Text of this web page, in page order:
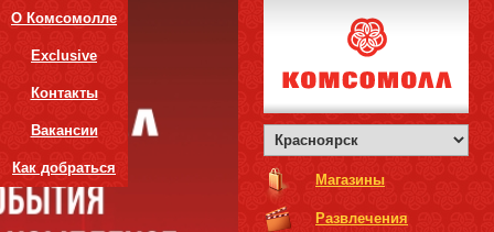
О Комсомолле
Exclusive
Контакты
Вакансии
Как добраться
Магазины
Развлечения